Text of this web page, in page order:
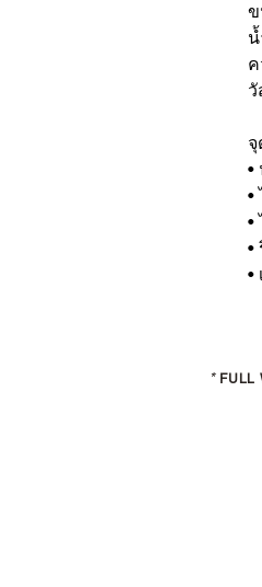
ข
จุ
•
•
•
•
•
* FULL